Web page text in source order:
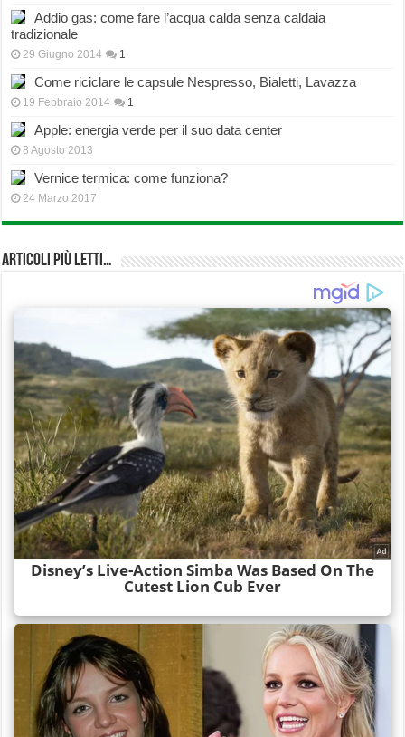
Addio gas: come fare l’acqua calda senza caldaia
tradizionale
29 Giugno 2014 1
Come riciclare le capsule Nespresso, Bialetti, Lavazza
19 Febbraio 2014 1
Apple: energia verde per il suo data center
8 Agosto 2013
Vernice termica: come funziona?
24 Marzo 2017
Articoli più Letti…